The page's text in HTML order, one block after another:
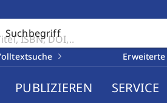
Suchbegriff
Erweiterte
PUBLIZIEREN SERVICE